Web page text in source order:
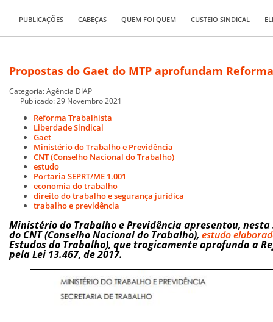
PUBLICAÇÕES CABEÇAS QUEM FOI QUEM CUSTEIO SINDICAL
Propostas do Gaet do MTP aprofundam
Categoria:Agência DIAP
Publicado: 29 Novembro 2021
Reforma Trabalhista
Liberdade Sindical
Gaet
Ministério do Trabalho e Previdência
CNT (Conselho Nacional do Trabalho)
estudo
Portaria SEPRT/ME 1.001
economia do trabalho
direito do trabalho e segurança jurídica
trabalho e previdência
Ministério do Trabalho e Previdência apresentou,
do CNT (Conselho Nacional do Trabalho), estudo
Estudos do Trabalho), que tragicamente aprofunda a
pela Lei 13.467, de 2017.